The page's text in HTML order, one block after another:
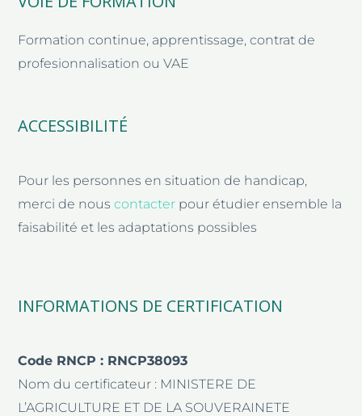
Formation continue, apprentissage, contrat de
profesionnalisation ou VAE
ACCESSIBILITÉ
Pour les personnes en situation de handicap,
merci de nouscontacter pour étudier ensemble la
faisabilité et les adaptations possibles
INFORMATIONS DE CERTIFICATION
Code RNCP : RNCP38093
Nom du certificateur : MINISTERE DE
L’AGRICULTURE ET DE LA SOUVERAINETE